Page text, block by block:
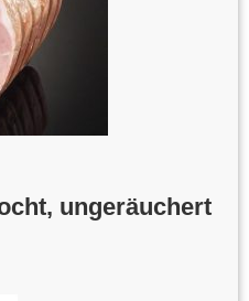
ungeräuchert